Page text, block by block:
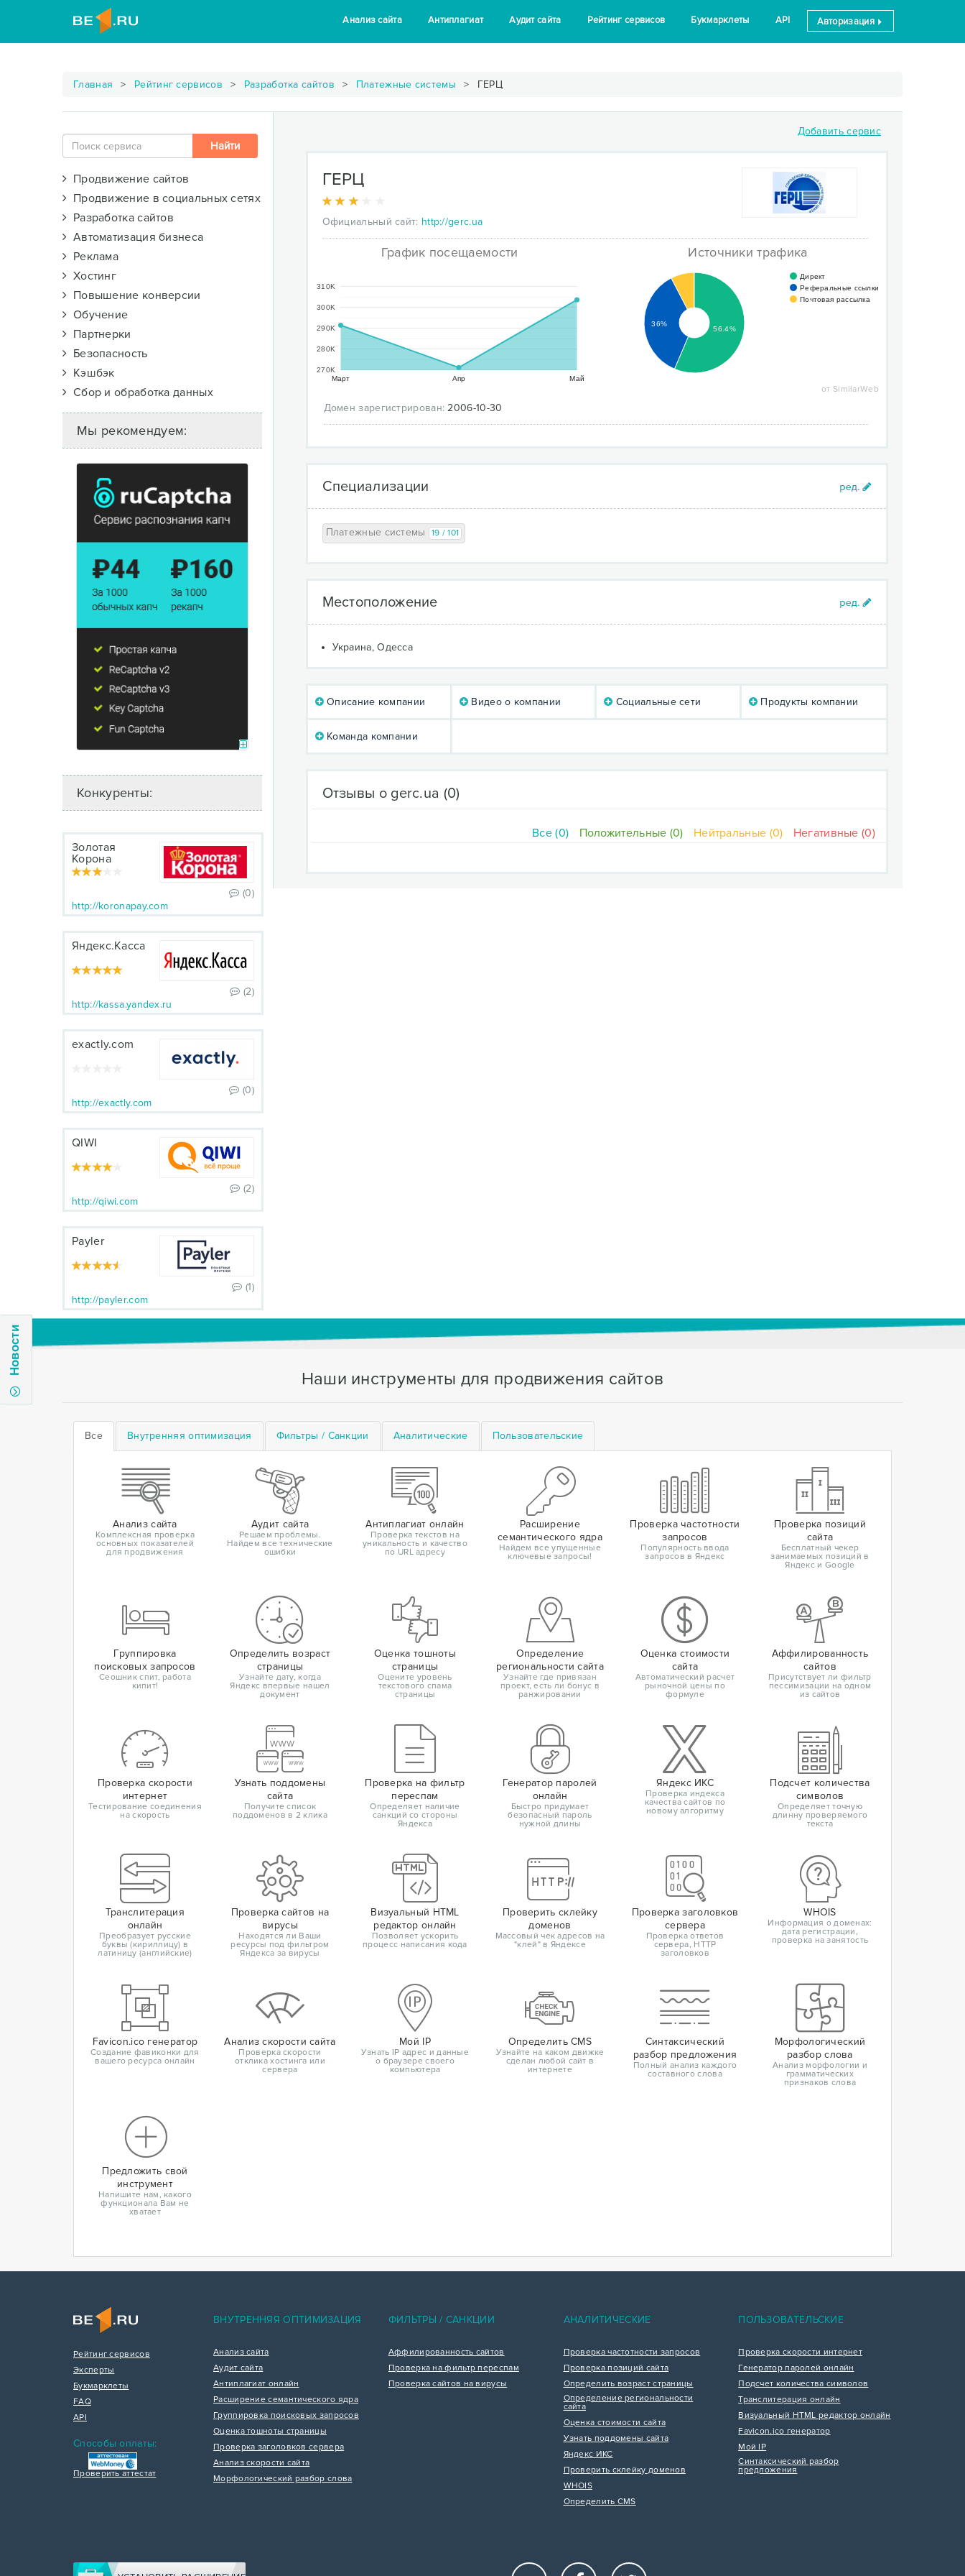
Анализ сайта Антиплагиат Аудит сайта Рейтинг сервисов Букмарклеты API Авторизация
Новости
Главная Рейтинг сервисов Разработка сайтов Платежные системы ГЕРЦ
Продвижение сайтов
Продвижение в социальных сетях
Разработка сайтов
Автоматизация бизнеса
Реклама
Хостинг
Повышение конверсии
Обучение
Партнерки
Безопасность
Кэшбэк
Сбор и обработка данных
Мы рекомендуем:
Конкуренты:
Золотая
Корона
(0)
http://koronapay.com
Яндекс.Касса
(2)
http://kassa.yandex.ru
exactly.com
(0)
http://exactly.com
QIWI
(2)
http://qiwi.com
Payler
(1)
http://payler.com
Добавить сервис
ГЕРЦ
Официальный сайт: http://gerc.ua
График посещаемости
Март Апр Май
270K
280K
290K
300K
310K
Источники трафика
Директ
Реферальные ссылки
Почтовая рассылка
36%
56.4%
от SimilarWeb
Домен зарегистрирован: 2006-10-30
Специализации
Платежные системы 19 / 101
Местоположение
Украина, Одесса
Описание компании Видео о компании Социальные сети Продукты компании
Команда компании
Отзывы о gerc.ua (0)
Все (0) Положительные (0) Нейтральные (0) Негативные (0)
Наши инструменты для продвижения сайтов
Все Внутренняя оптимизация Фильтры / Санкции Аналитические Пользовательские
Анализ сайта
Комплексная проверка
основных показателей
для продвижения
Аудит сайта
Решаем проблемы.
Найдем все технические
ошибки
Антиплагиат онлайн
Проверка текстов на
уникальность и качество
по URL адресу
Расширение
семантического ядра
Найдем все упущенные
ключевые запросы!
Проверка частотности
запросов
Популярность ввода
запросов в Яндекс
Проверка позиций
сайта
Бесплатный чекер
занимаемых позиций в
Яндекс и Google
Группировка
поисковых запросов
Сеошник спит, работа
кипит!
Определить возраст
страницы
Узнайте дату, когда
Яндекс впервые нашел
документ
Оценка тошноты
страницы
Оцените уровень
текстового спама
страницы
Определение
региональности сайта
Узнайте где привязан
проект, есть ли бонус в
ранжировании
Оценка стоимости
сайта
Автоматический расчет
рыночной цены по
формуле
Аффилированность
сайтов
Присутствует ли фильтр
пессимизации на одном
из сайтов
Проверка скорости
интернет
Тестирование соединения
на скорость
Узнать поддомены
сайта
Получите список
поддоменов в 2 клика
Проверка на фильтр
переспам
Определяет наличие
санкций со стороны
Яндекса
Генератор паролей
онлайн
Быстро придумает
безопасный пароль
нужной длины
Яндекс ИКС
Проверка индекса
качества сайтов по
новому алгоритму
Подсчет количества
символов
Определяет точную
длинну проверяемого
текста
Транслитерация
онлайн
Преобразует русские
буквы (кириллицу) в
латиницу (английские)
Проверка сайтов на
вирусы
Находятся ли Ваши
ресурсы под фильтром
Яндекса за вирусы
Визуальный HTML
редактор онлайн
Позволяет ускорить
процесс написания кода
Проверить склейку
доменов
Массовый чек адресов на
"клей" в Яндексе
Проверка заголовков
сервера
Проверка ответов
сервера, HTTP
заголовков
WHOIS
Информация о доменах:
дата регистрации,
проверка на занятость
Favicon.ico генератор
Создание фавиконки для
вашего ресурса онлайн
Анализ скорости сайта
Проверка скорости
отклика хостинга или
сервера
Мой IP
Узнать IP адрес и данные
о браузере своего
компьютера
Определить CMS
Узнайте на каком движке
сделан любой сайт в
интернете
Синтаксический
разбор предложения
Полный анализ каждого
составного слова
Морфологический
разбор слова
Анализ морфологии и
грамматических
признаков слова
Предложить свой
инструмент
Напишите нам, какого
функционала Вам не
хватает
Рейтинг сервисов
Эксперты
Букмарклеты
FAQ
API
Способы оплаты:
Проверить аттестат
ВНУТРЕННЯЯ ОПТИМИЗАЦИЯ
Анализ сайта
Аудит сайта
Антиплагиат онлайн
Расширение семантического ядра
Группировка поисковых запросов
Оценка тошноты страницы
Проверка заголовков сервера
Анализ скорости сайта
Морфологический разбор слова
ФИЛЬТРЫ / САНКЦИИ
Аффилированность сайтов
Проверка на фильтр переспам
Проверка сайтов на вирусы
АНАЛИТИЧЕСКИЕ
Проверка частотности запросов
Проверка позиций сайта
Определить возраст страницы
Определение региональности
сайта
Оценка стоимости сайта
Узнать поддомены сайта
Яндекс ИКС
Проверить склейку доменов
WHOIS
Определить CMS
ПОЛЬЗОВАТЕЛЬСКИЕ
Проверка скорости интернет
Генератор паролей онлайн
Подсчет количества символов
Транслитерация онлайн
Визуальный HTML редактор онлайн
Favicon.ico генератор
Мой IP
Синтаксический разбор
предложения